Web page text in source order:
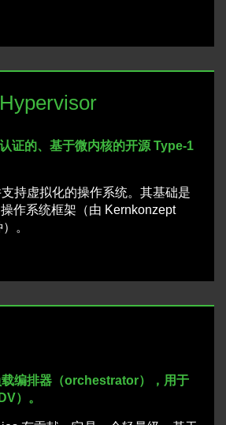
证的、基于微内核的开源 Type-1
持虚拟化的操作系统。其基础是
作系统框架（由 Kernkonzept
。
编排器（orchestrator），用于
）。